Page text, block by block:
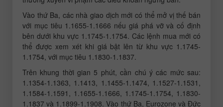
Vào thứ Ba, các nhà giao dịch mới có thể mở vị thế bán
với mục tiêu 1.1655-1.1666 nếu giá phá vỡ và cố định
bên dưới khu vực 1.1745-1.1754. Các lệnh mua mới có
thể được xem xét khi giá bật lên từ khu vực 1.1745-
1.1754, với mục tiêu 1.1830-1.1837.
Trên khung thời gian 5 phút, cần chú ý các mức sau:
1.1354-1.1363, 1.1413, 1.1455-1.1474, 1.1527-1.1531,
1.1584-1.1591, 1.1655-1.1666, 1.1745-1.1754, 1.1830-
1.1837 và 1.1899-1.1908. Vào thứ Ba, Eurozone và Đức